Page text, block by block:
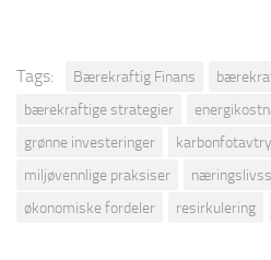
Tags: Bærekraftig Finans
bærekraftige strategier
grønne investeringer
miljøvennlige praksiser
økonomiske fordeler
resirkulering